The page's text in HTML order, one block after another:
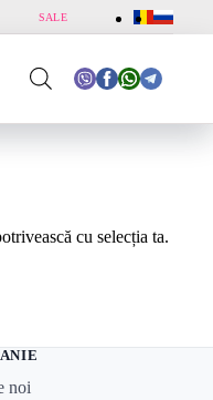
SALE
cu selecția ta.
noi